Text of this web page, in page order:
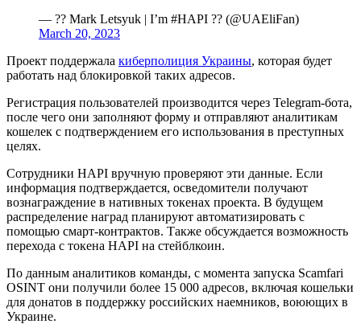
— ?? Mark Letsyuk | I’m #HAPI ?? (@UAEliFan)
March 20, 2023
Проект поддержала киберполиция Украины, которая будет
работать над блокировкой таких адресов.
Регистрация пользователей производится через Telegram-бота,
после чего они заполняют форму и отправляют аналитикам
кошелек с подтверждением его использования в преступных
целях.
Сотрудники HAPI вручную проверяют эти данные. Если
информация подтверждается, осведомители получают
вознаграждение в нативных токенах проекта. В будущем
распределение наград планируют автоматизировать с
помощью смарт-контрактов. Также обсуждается возможность
перехода с токена HAPI на стейблкоин.
По данным аналитиков команды, с момента запуска Scamfari
OSINT они получили более 15 000 адресов, включая кошельки
для донатов в поддержку российских наемников, воюющих в
Украине.